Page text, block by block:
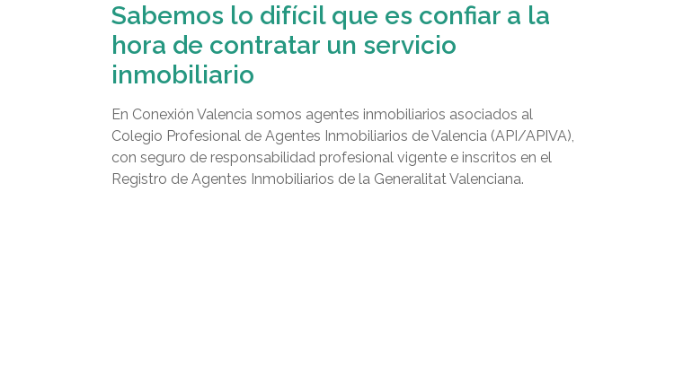
Sabemos lo difícil que es confiar a la
hora de contratar un servicio
inmobiliario
En Conexión Valencia somos agentes inmobiliarios asociados al
Colegio Profesional de Agentes Inmobiliarios de Valencia (API/APIVA),
con seguro de responsabilidad profesional vigente e inscritos en el
Registro de Agentes Inmobiliarios de la Generalitat Valenciana.